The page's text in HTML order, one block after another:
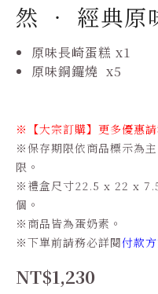
然 ‧ 經典原
原味長崎蛋糕 x1
原味銅鑼燒 x5
※ 【大宗訂購】更多優惠
※保存期限依商品標示為
限。
※ 禮盒尺寸22.5 x 22 x
個。
※ 商品皆為蛋奶素。
※下單前請務必詳閱付款
NT$1,230